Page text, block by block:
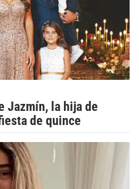
Jazmín, la hija de
de quince